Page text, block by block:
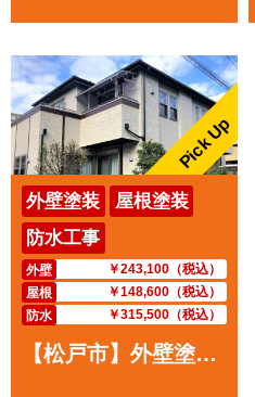
Pick Up
外壁塗装
屋根塗装
防水工事
外壁
￥243,100（税込）
屋根
￥148,600（税込）
防水
￥315,500（税込）
【松戸市】外壁塗装・S様邸